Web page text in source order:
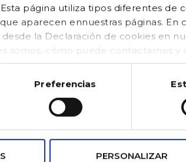
página utiliza tipos diferentes de
aparecen ennuestras páginas.
la Declaración de cookies en
somos, cómo puede contactarnos y
(https://www.gocco.es/cookies-
Preferencias
PERSONALIZAR
CONDICIONES LEGALES
Aviso legal
Condiciones de compra